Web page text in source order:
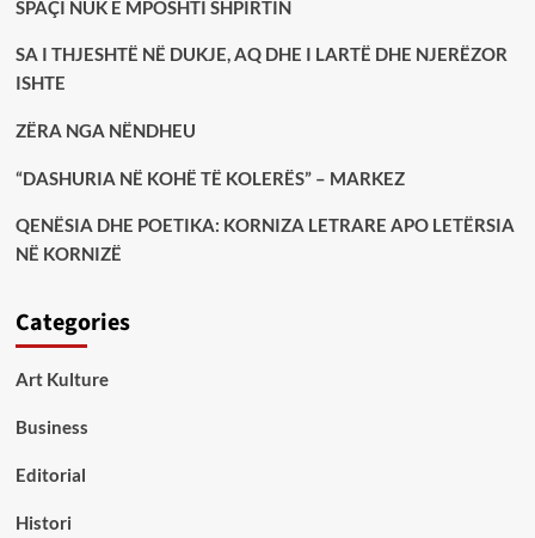
SPAÇI NUK E MPOSHTI SHPIRTIN
SA I THJESHTË NË DUKJE, AQ DHE I LARTË DHE NJERËZOR
ISHTE
ZËRA NGA NËNDHEU
“DASHURIA NË KOHË TË KOLERËS” – MARKEZ
QENËSIA DHE POETIKA: KORNIZA LETRARE APO LETËRSIA
NË KORNIZË
Categories
Art Kulture
Business
Editorial
Histori